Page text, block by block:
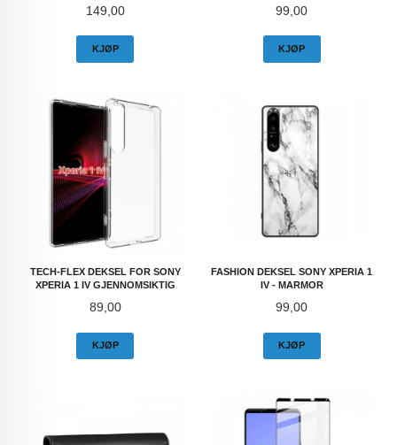
Pris
149,00
KJØP
Pris
99,00
KJØP
TECH-FLEX DEKSEL FOR SONY
XPERIA 1 IV GJENNOMSIKTIG
Pris
89,00
KJØP
FASHION DEKSEL SONY XPERIA 1
IV - MARMOR
Pris
99,00
KJØP